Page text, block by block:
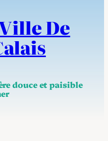
De
douce et paisible